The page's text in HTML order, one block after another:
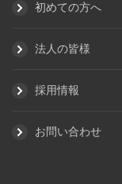
初めての方へ
法人の皆様
採用情報
お問い合わせ